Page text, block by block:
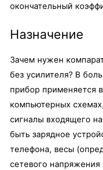
окончательный
Назначение
Зачем нужен
без усилителя? В
прибор применяется
компьютерных
сигналы входящего
быть зарядное
телефона, весы
сетевого